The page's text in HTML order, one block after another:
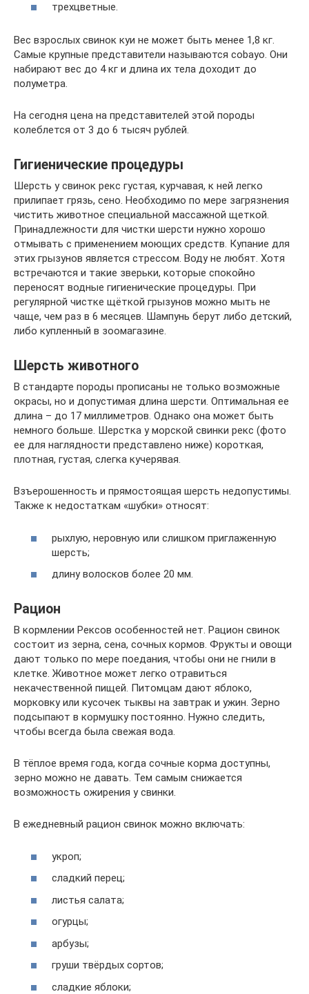
трехцветные.
Вес взрослых свинок куи не может быть менее 1,8 кг.
Самые крупные представители называются cobayo. Они
набирают вес до 4 кг и длина их тела доходит до
полуметра.
На сегодня цена на представителей этой породы
колеблется от 3 до 6 тысяч рублей.
Гигиенические процедуры
Шерсть у свинок рекс густая, курчавая, к ней легко
прилипает грязь, сено. Необходимо по мере загрязнения
чистить животное специальной массажной щеткой.
Принадлежности для чистки шерсти нужно хорошо
отмывать с применением моющих средств. Купание для
этих грызунов является стрессом. Воду не любят. Хотя
встречаются и такие зверьки, которые спокойно
переносят водные гигиенические процедуры. При
регулярной чистке щёткой грызунов можно мыть не
чаще, чем раз в 6 месяцев. Шампунь берут либо детский,
либо купленный в зоомагазине.
Шерсть животного
В стандарте породы прописаны не только возможные
окрасы, но и допустимая длина шерсти. Оптимальная ее
длина – до 17 миллиметров. Однако она может быть
немного больше. Шерстка у морской свинки рекс (фото
ее для наглядности представлено ниже) короткая,
плотная, густая, слегка кучерявая.
Взъерошенность и прямостоящая шерсть недопустимы.
Также к недостаткам «шубки» относят:
рыхлую, неровную или слишком приглаженную
шерсть;
длину волосков более 20 мм.
Рацион
В кормлении Рексов особенностей нет. Рацион свинок
состоит из зерна, сена, сочных кормов. Фрукты и овощи
дают только по мере поедания, чтобы они не гнили в
клетке. Животное может легко отравиться
некачественной пищей. Питомцам дают яблоко,
морковку или кусочек тыквы на завтрак и ужин. Зерно
подсыпают в кормушку постоянно. Нужно следить,
чтобы всегда была свежая вода.
В тёплое время года, когда сочные корма доступны,
зерно можно не давать. Тем самым снижается
возможность ожирения у свинки.
В ежедневный рацион свинок можно включать:
укроп;
сладкий перец;
листья салата;
огурцы;
арбузы;
груши твёрдых сортов;
сладкие яблоки;